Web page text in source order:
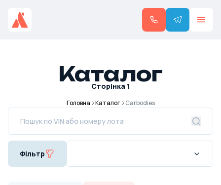
Каталог
Сторінка 1
Головна Каталог Carbodies
Фільтр